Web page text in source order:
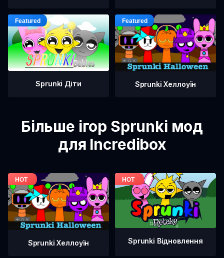
Sprunki Діти Sprunki Хеллоуїн
Більше ігор Sprunki мод
для Incredibox
Sprunki Хеллоуїн Sprunki Відновлення